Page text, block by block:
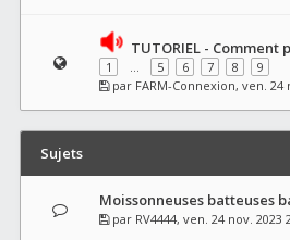
TUTORIEL -
1 … 5 6 7 8
9
par FARM-Connexion, ven. 24
Sujets
Moissonneuses batteuses
par RV4444, ven. 24 nov. 2023